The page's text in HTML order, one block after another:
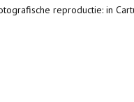
reproductie: in